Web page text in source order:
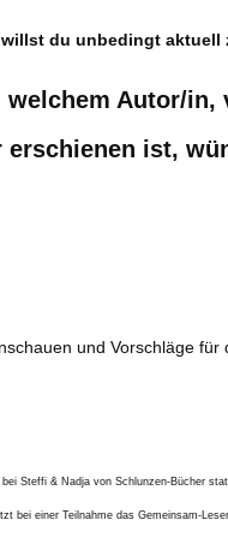
willst du unbedingt aktuell
welchem Autor/in,
erschienen ist,
und Vorschläge für
Steffi & Nadja von Schlunzen-Bücher
einer Teilnahme das Gemeinsam-